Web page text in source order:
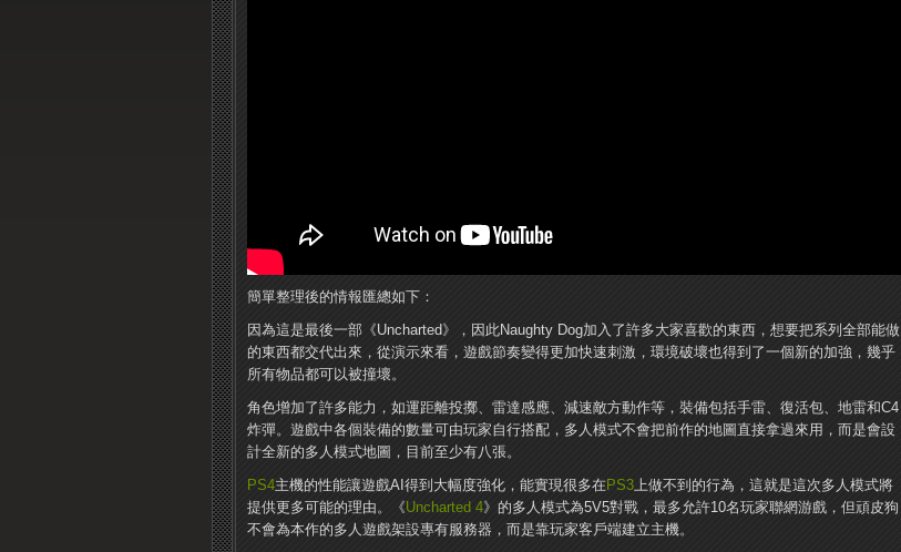
簡單整理後的情報匯總如下：
因為這是最後一部《Uncharted》，因此Naughty Dog加入了許多大家喜歡的東西，想要把系列全部能做
的東西都交代出來，從演示來看，遊戲節奏變得更加快速刺激，環境破壞也得到了一個新的加強，幾乎
所有物品都可以被撞壞。
角色增加了許多能力，如運距離投擲、雷達感應、減速敵方動作等，裝備包括手雷、復活包、地雷和C4
炸彈。遊戲中各個裝備的數量可由玩家自行搭配，多人模式不會把前作的地圖直接拿過來用，而是會設
計全新的多人模式地圖，目前至少有八張。
PS4主機的性能讓遊戲AI得到大幅度強化，能實現很多在PS3上做不到的行為，這就是這次多人模式將
提供更多可能的理由。《Uncharted 4》的多人模式為5V5對戰，最多允許10名玩家聯網游戲，但頑皮狗
不會為本作的多人遊戲架設專有服務器，而是靠玩家客戶端建立主機。